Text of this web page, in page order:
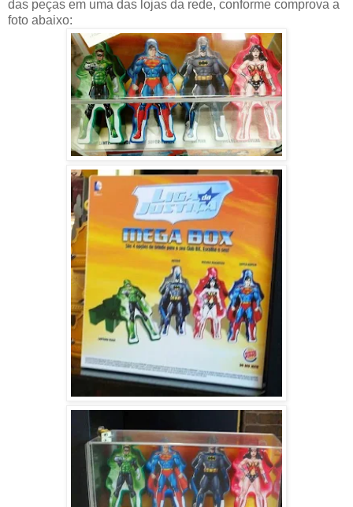
das peças em uma das lojas da rede, conforme comprova a
foto abaixo: